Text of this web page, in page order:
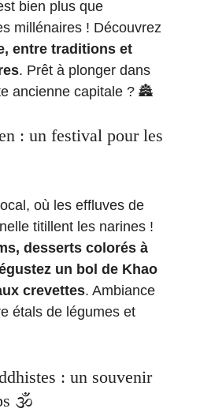
bien plus que
millénaires ! Découvrez
entre traditions et
. Prêt à plonger dans
ancienne capitale ? 🏯
: un festival pour les
où les effluves de
titillent les narines !
desserts colorés à
un bol de Khao
crevettes. Ambiance
étals de légumes et
: un souvenir
🕉️